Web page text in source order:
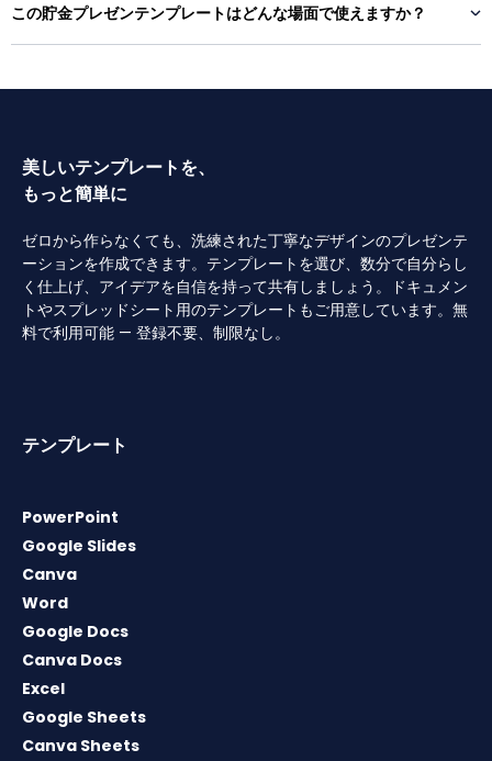
この貯金プレゼンテンプレートはどんな場面で使えますか？
美しいテンプレートを、
もっと簡単に
ゼロから作らなくても、洗練された丁寧なデザインのプレゼンテ
ーションを作成できます。テンプレートを選び、数分で自分らし
く仕上げ、アイデアを自信を持って共有しましょう。ドキュメン
トやスプレッドシート用のテンプレートもご用意しています。無
料で利用可能 — 登録不要、制限なし。
テンプレート
PowerPoint
Google Slides
Canva
Word
Google Docs
Canva Docs
Excel
Google Sheets
Canva Sheets